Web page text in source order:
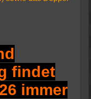
findet
immer